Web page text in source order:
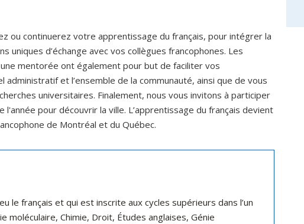
ou continuerez votre apprentissage du français, pour intégrer la
uniques d’échange avec vos collègues francophones. Les
mentorée ont également pour but de faciliter vos
et l’ensemble de la communauté, ainsi que de vous
universitaires. Finalement, nous vous invitons à participer
pour découvrir la ville. L’apprentissage du français devient
de Montréal et du Québec.
le français et qui est inscrite aux cycles supérieurs dans l’un
moléculaire, Chimie, Droit, Études anglaises, Génie